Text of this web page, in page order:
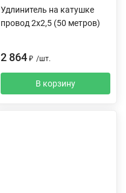
Удлинитель на катушке
провод 2х2,5 (50 метров)
2 864 ₽ /шт.
В корзину